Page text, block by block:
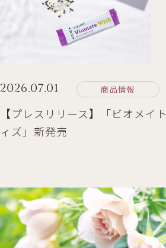
2026.07.01 商品情報
【プレスリリース】「ビオメイ
ィズ」新発売